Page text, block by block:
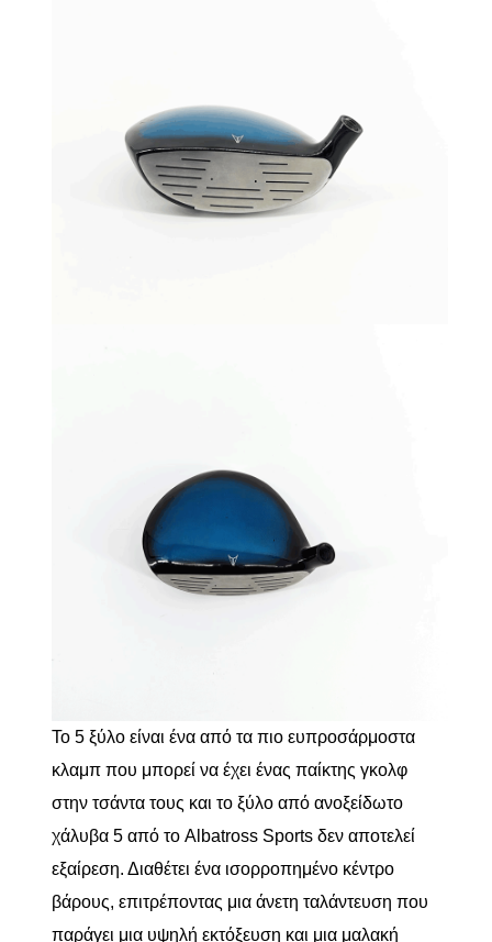
Το 5 ξύλο είναι ένα από τα πιο ευπροσάρμοστα
κλαμπ που μπορεί να έχει ένας παίκτης γκολφ
στην τσάντα τους και το ξύλο από ανοξείδωτο
χάλυβα 5 από το Albatross Sports δεν αποτελεί
εξαίρεση. Διαθέτει ένα ισορροπημένο κέντρο
βάρους, επιτρέποντας μια άνετη ταλάντευση που
παράγει μια υψηλή εκτόξευση και μια μαλακή